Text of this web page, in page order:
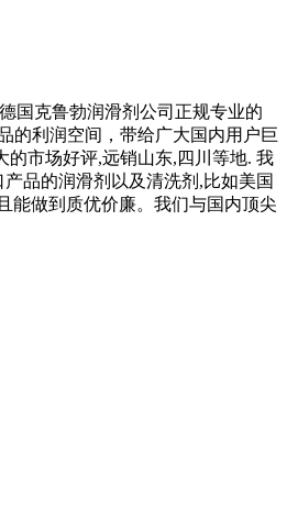
国克鲁勃润滑剂公司正规专业的
的利润空间，带给广大国内用户巨
市场好评,远销山东,四川等地. 我
品的润滑剂以及清洗剂,比如美国
能做到质优价廉。我们与国内顶尖